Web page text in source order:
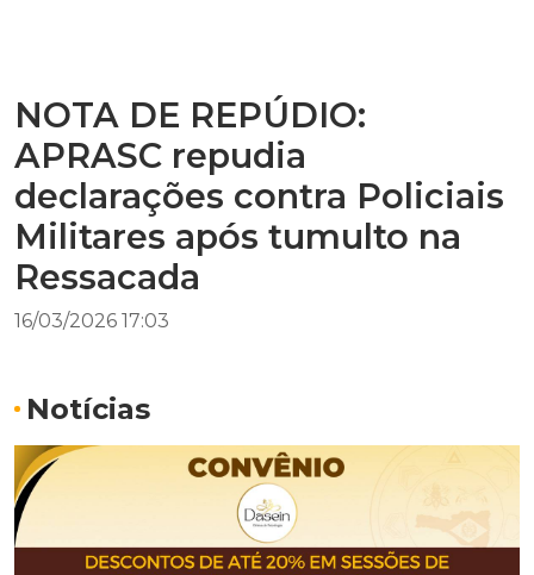
NOTA DE REPÚDIO:
APRASC repudia
declarações contra Policiais
Militares após tumulto na
Ressacada
16/03/2026 17:03
Notícias